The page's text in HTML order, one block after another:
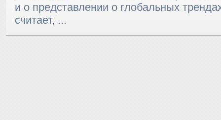
и о представлении о глобальных
считает, ...